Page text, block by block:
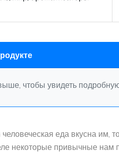
чтобы увидеть
еда вкусна им,
некоторые привычные нам